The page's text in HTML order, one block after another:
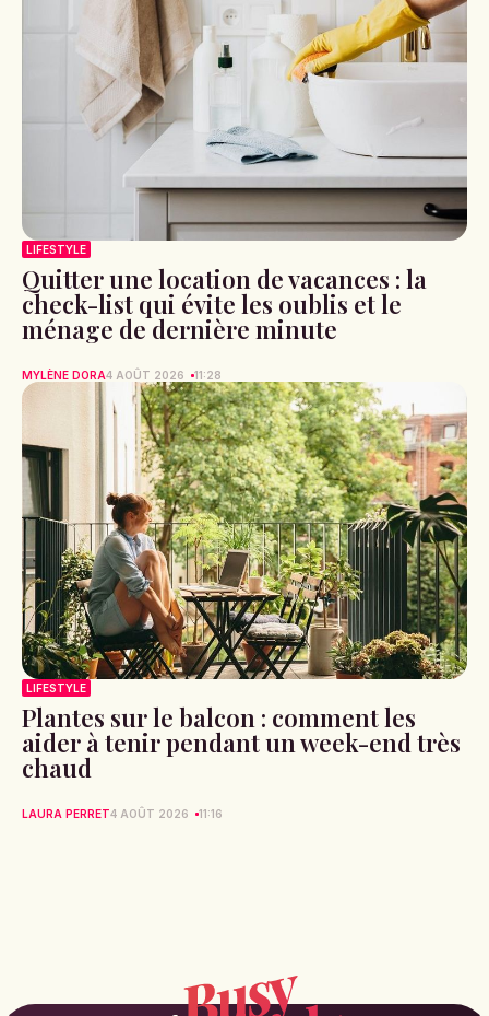
LIFESTYLE
Quitter une location de vacances : la
check-list qui évite les oublis et le
ménage de dernière minute
MYLÈNE DORA4 AOÛT 2026 11:28
LIFESTYLE
Plantes sur le balcon : comment les
aider à tenir pendant un week-end très
chaud
LAURA PERRET4 AOÛT 2026 11:16